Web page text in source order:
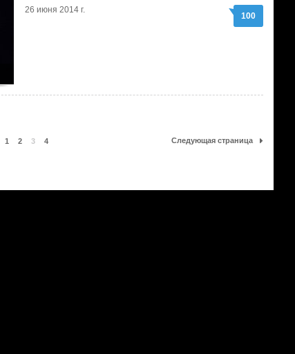
26 июня 2014 г.
100
1 2 3 4 Следующая страница